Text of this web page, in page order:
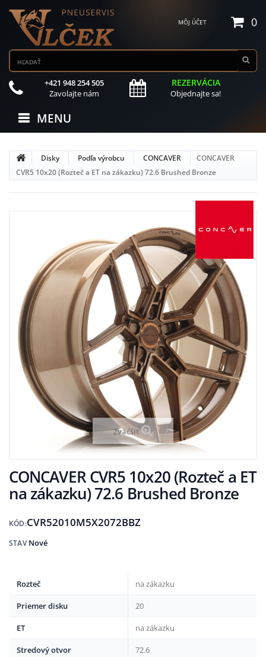
0
MÔJ ÚČET
+421 948 254 505
Zavolajte nám
REZERVÁCIA
Objednajte sa!
MENU
Disky Podľa výrobcu CONCAVER
CONCAVER
CVR5 10x20 (Rozteč a ET na zákazku) 72.6 Brushed Bronze
Zväčšiť
CONCAVER CVR5 10x20 (Rozteč a ET
na zákazku) 72.6 Brushed Bronze
KÓD:CVR52010M5X2072BBZ
STAV Nové
Rozteč na zákazku
Priemer disku 20
ET na zákazku
Stredový otvor 72.6